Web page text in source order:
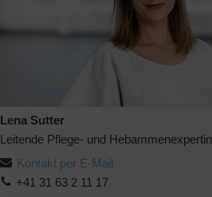
Lena Sutter
Leitende Pflege- und Hebammenexpertin
Kontakt per E-Mail
+41 31 63 2 11 17